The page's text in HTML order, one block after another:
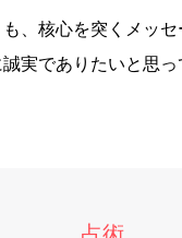
、核心を突くメッ
実でありたいと思